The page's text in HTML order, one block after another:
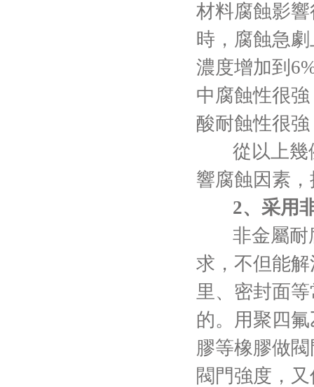
材料腐蝕影
時，腐蝕急
濃度增加到
中腐蝕性很
酸耐蝕性很
從以上幾
響腐蝕因素
2、采用
非金屬耐
求，不但能
里、密封面
的。用聚四
膠等橡膠做
閥門強度，